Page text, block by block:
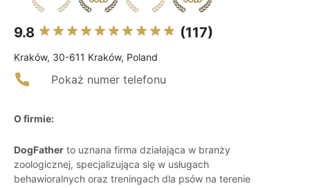
9.8 (117)
Kraków, 30-611 Kraków, Poland
Pokaż numer telefonu
O firmie:
DogFather to uznana firma działająca w branży
zoologicznej, specjalizująca się w usługach
behawioralnych oraz treningach dla psów na terenie